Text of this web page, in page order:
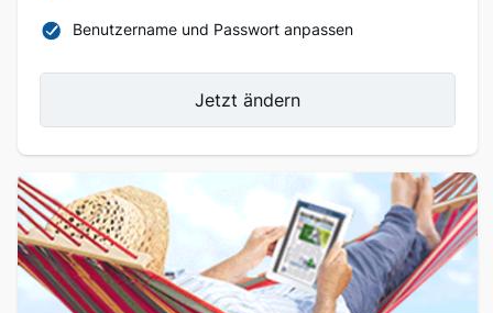
Benutzername und Passwort anpassen
Jetzt ändern